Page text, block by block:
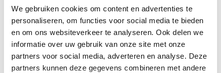
We gebruiken cookies om content en advertenties te
personaliseren, om functies voor social media te bieden
en om ons websiteverkeer te analyseren. Ook delen we
informatie over uw gebruik van onze site met onze
partners voor social media, adverteren en analyse. Deze
partners kunnen deze gegevens combineren met andere
Prijswinnende Kwaliteit